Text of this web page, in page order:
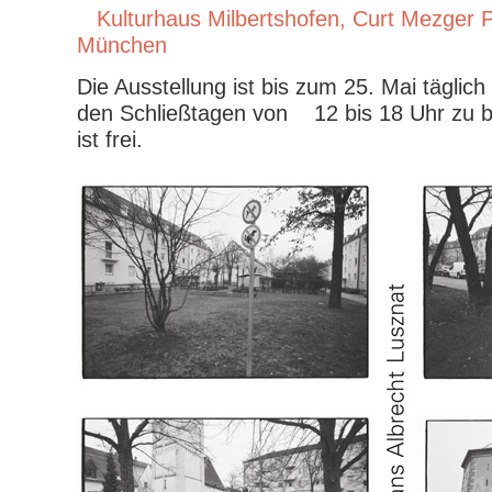
Kulturhaus Milbertshofen, Curt Mezger
München
Die Ausstellung ist bis zum 25. Mai
den Schließtagen von 12 bis 18 Uhr zu
ist frei.